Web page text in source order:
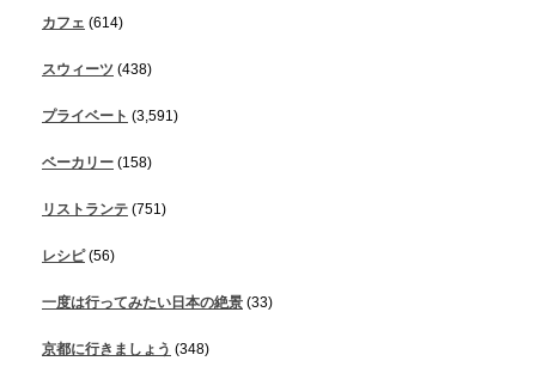
カフェ (614)
スウィーツ (438)
プライベート (3,591)
ベーカリー (158)
リストランテ (751)
レシピ(56)
一度は行ってみたい日本の絶景 (33)
京都に行きましょう (348)